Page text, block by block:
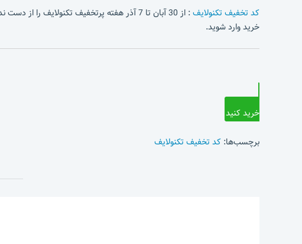
کد تخفیف تکنولایف: از 30 آبان تا 7 آذر هفته پرتخفیف تکنولایف را از دست نده!
خرید وارد شوید.
خرید کنید
برچسب‌ها: کد تخفیف تکنولایف